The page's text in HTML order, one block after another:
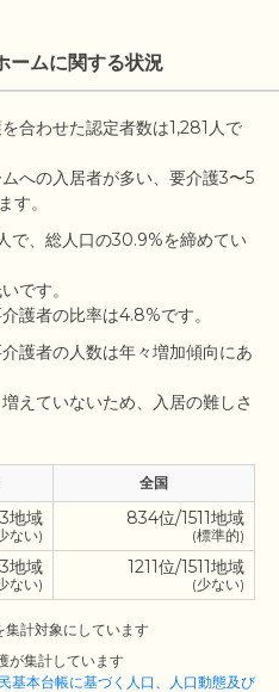
ームに関する状況
合わせた認定者数は1,281人で
への入居者が多い、要介護3〜5
で、総人口の30.9%を締めてい
です。
護者の人数は年々増加傾向にあ
えていないため、入居の難しさ
全国
地域
ない)
834位/1511地域
(標準的)
地域
ない)
1211位/1511地域
(少ない)
計対象にしています
が集計しています
基本台帳に基づく人口、人口動態及び